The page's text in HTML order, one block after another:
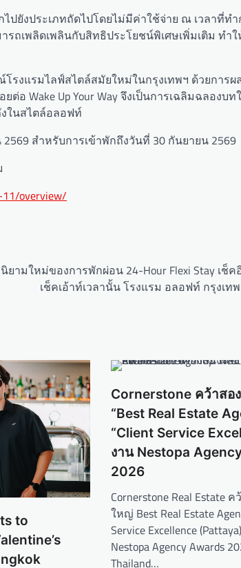
ยังประเภทถัดไปโดยไม่มีค่าใช้จ่าย ณ เวลาที่ทำ
รถเพลิดเพลินกับสิทธิประโยชน์พิเศษเพิ่มเติม ทำ
รงแรมไลฟ์สไตล์สมัยใหม่ในกรุงเทพฯ ด้วยการ
อ Wake Up Your Way จึงเป็นการเฉลิมฉลองบ
ในสไตล์อลอฟท์
สำหรับการเข้าพักถึงวันที่ 30 กันยายน 2569
overview/
นิยามใหม่ของการพักผ่อน 24-Hour Flexi Stay เช็ค
เช็คเอ้าท์เวลานั้น โรงแรม อลอฟท์ กรุงเท
to
Cornerstone คว้าสอ
“Best Real Estate
“Client Service
งาน Nestopa
2026
Cornerstone Real Estate
ใหญ่ Best Real Estate
Service Excellence
Nestopa Agency Awards
Thailand…